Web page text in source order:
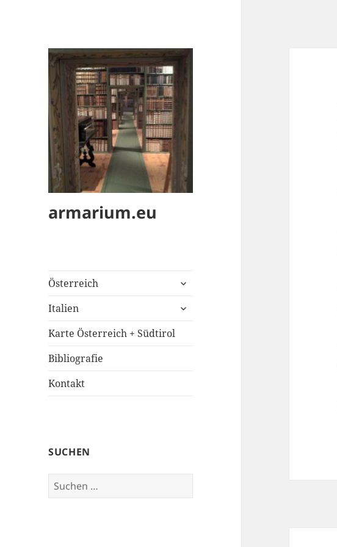
armarium.eu
Österreich
untermenü
Italien
untermenü
Karte Österreich + Südtirol
Bibliografie
Kontakt
SUCHEN
Suchen
nach: